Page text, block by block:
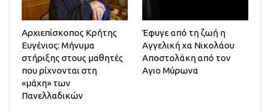
Αρχιεπίσκοπος Κρήτης
Ευγένιος: Μήνυμα
στήριξης στους μαθητές
που ρίχνονται στη
«μάχη» των
Πανελλαδικών
Έφυγε από τη ζωή η
Αγγελική χα Νικολάου
Αποστολάκη από τον
Αγιο Μύρωνα